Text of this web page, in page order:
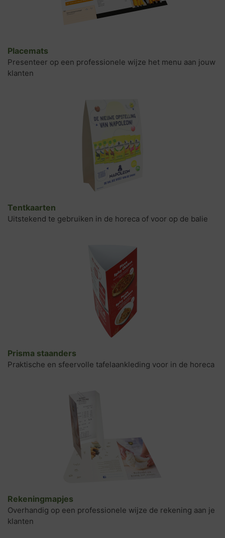
Placemats
Presenteer op een professionele wijze het menu aan jouw
klanten
Tentkaarten
Uitstekend te gebruiken in de horeca of voor op de balie
Prisma staanders
Praktische en sfeervolle tafelaankleding voor in de horeca
Rekeningmapjes
Overhandig op een professionele wijze de rekening aan je
klanten